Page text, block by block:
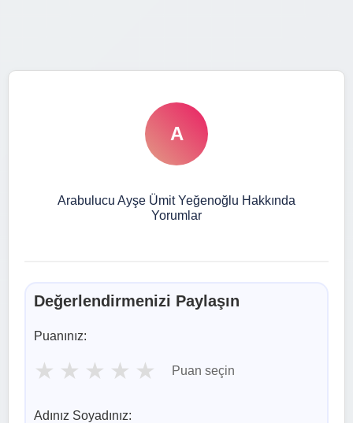
A
Arabulucu Ayşe Ümit Yeğenoğlu Hakkında
Yorumlar
Değerlendirmenizi Paylaşın
Puanınız:
★ ★ ★ ★ ★ Puan seçin
Adınız Soyadınız: